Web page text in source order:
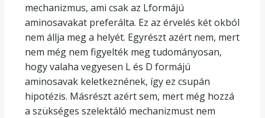
mechanizmus, ami csak az Lformájú
aminosavakat preferálta. Ez az érvelés két okból
nem állja meg a helyét. Egyrészt azért nem, mert
nem még nem figyelték meg tudományosan,
hogy valaha vegyesen L és D formájú
aminosavak keletkeznének, így ez csupán
hipotézis. Másrészt azért sem, mert még hozzá
a szükséges szelektáló mechanizmust nem